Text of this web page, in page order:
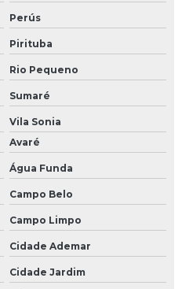
Perús
Pirituba
Rio Pequeno
Sumaré
Vila Sonia
Avaré
Água Funda
Campo Belo
Campo Limpo
Cidade Ademar
Cidade Jardim